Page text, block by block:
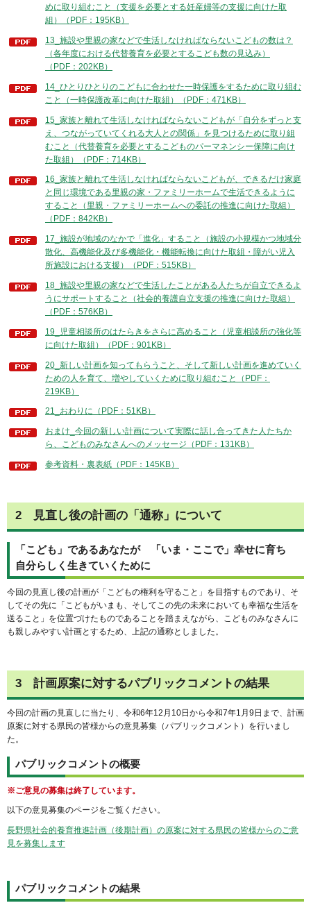
めに取り組むこと（支援を必要とする妊産婦等の支援に向けた取
組）（PDF：195KB）
13_施設や里親の家などで生活しなければならないこどもの数は？
（各年度における代替養育を必要とするこども数の見込み）
（PDF：202KB）
14_ひとりひとりのこどもに合わせた一時保護をするために取り組む
こと（一時保護改革に向けた取組）（PDF：471KB）
15_家族と離れて生活しなければならないこどもが「自分をずっと支
え、つながっていてくれる大人との関係」を見つけるために取り組
むこと（代替養育を必要とするこどものパーマネンシー保障に向け
た取組）（PDF：714KB）
16_家族と離れて生活しなければならないこどもが、できるだけ家庭
と同じ環境である里親の家・ファミリーホームで生活できるように
すること（里親・ファミリーホームへの委託の推進に向けた取組）
（PDF：842KB）
17_施設が地域のなかで「進化」すること（施設の小規模かつ地域分
散化、高機能化及び多機能化・機能転換に向けた取組・障がい児入
所施設における支援）（PDF：515KB）
18_施設や里親の家などで生活したことがある人たちが自立できるよ
うにサポートすること（社会的養護自立支援の推進に向けた取組）
（PDF：576KB）
19_児童相談所のはたらきをさらに高めること（児童相談所の強化等
に向けた取組）（PDF：901KB）
20_新しい計画を知ってもらうこと、そして新しい計画を進めていく
ための人を育て、増やしていくために取り組むこと（PDF：
219KB）
21_おわりに（PDF：51KB）
おまけ_今回の新しい計画について実際に話し合ってきた人たちか
ら、こどものみなさんへのメッセージ（PDF：131KB）
参考資料・裏表紙（PDF：145KB）
2 見直し後の計画の「通称」について
「こども」であるあなたが 「いま・ここで」幸せに育ち
自分らしく生きていくために
今回の見直し後の計画が「こどもの権利を守ること」を目指すものであり、そ
してその先に「こどもがいまも、そしてこの先の未来においても幸福な生活を
送ること」を位置づけたものであることを踏まえながら、こどものみなさんに
も親しみやすい計画とするため、上記の通称としました。
3 計画原案に対するパブリックコメントの結果
今回の計画の見直しに当たり、令和6年12月10日から令和7年1月9日まで、計画
原案に対する県民の皆様からの意見募集（パブリックコメント）を行いまし
た。
パブリックコメントの概要
※ご意見の募集は終了しています。
以下の意見募集のページをご覧ください。
長野県社会的養育推進計画（後期計画）の原案に対する県民の皆様からのご意
見を募集します
パブリックコメントの結果